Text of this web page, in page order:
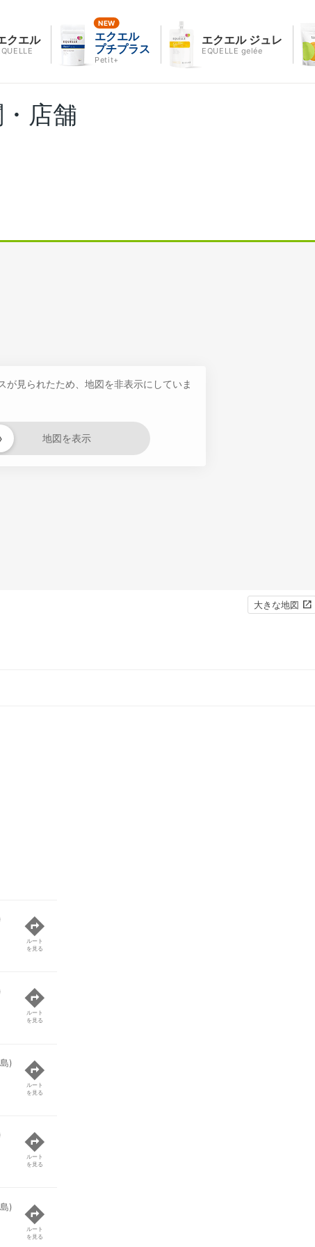
クエル
エクエル
プチプラス
Petit+
エクエル ジュレ
EQUELLE gelée
店舗
が見られたため、地図を非表示にしていま
地図を表示
大きな地図
ルート
を見る
ルート
を見る
)
ルート
を見る
ルート
を見る
)
ルート
を見る